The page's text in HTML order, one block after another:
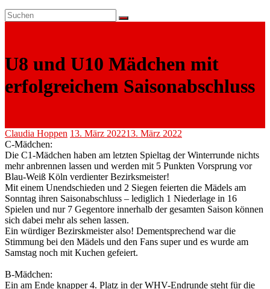
U8 und U10 Mädchen mit
erfolgreichem Saisonabschluss
Claudia Hoppen 13. März 202213. März 2022
C-Mädchen:
Die C1-Mädchen haben am letzten Spieltag der Winterrunde nichts
mehr anbrennen lassen und werden mit 5 Punkten Vorsprung vor
Blau-Weiß Köln verdienter Bezirksmeister!
Mit einem Unendschieden und 2 Siegen feierten die Mädels am
Sonntag ihren Saisonabschluss – lediglich 1 Niederlage in 16
Spielen und nur 7 Gegentore innerhalb der gesamten Saison können
sich dabei mehr als sehen lassen.
Ein würdiger Bezirskmeister also! Dementsprechend war die
Stimmung bei den Mädels und den Fans super und es wurde am
Samstag noch mit Kuchen gefeiert.
B-Mädchen:
Ein am Ende knapper 4. Platz in der WHV-Endrunde steht für die